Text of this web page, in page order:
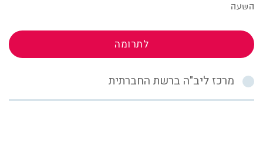
השעה
לתרומה
מרכז ליב"ה ברשת החברתית